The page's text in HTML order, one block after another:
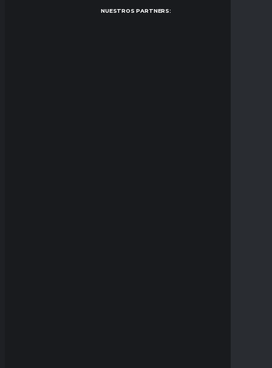
NUESTROS PARTNERS: